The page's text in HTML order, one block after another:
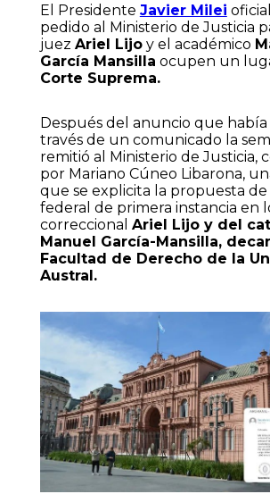
El Presidente Javier Milei
pedido al Ministerio de Justicia
juez Ariel Lijoy el académico
García Mansilla ocupen un
Corte Suprema.
Después del anuncio que había
través de un comunicado la
remitió al Ministerio de Justicia,
por Mariano Cúneo Libarona,
que se explicita la propuesta
federal de primera instancia en
correccional Ariel Lijo y del
Manuel García-Mansilla,
Facultad de Derecho de la
Austral.